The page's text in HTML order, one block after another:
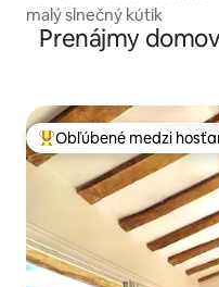
malý slnečný kútik
Prenájmy
Najobľúbenejšie medzi
Obľúbené medzi